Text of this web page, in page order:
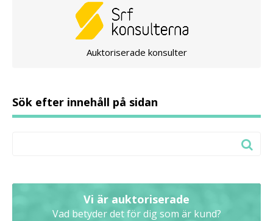
Auktoriserade konsulter
Sök efter innehåll på sidan
Vi är auktoriserade
Vad betyder det för dig som är kund?